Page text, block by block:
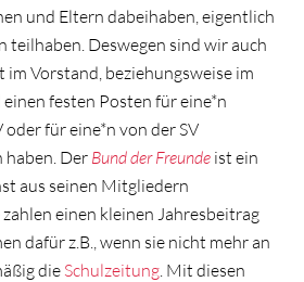
und Eltern dabeihaben, eigentlich
teilhaben. Deswegen sind wir auch
im Vorstand, beziehungsweise im
festen Posten für eine*n
für eine*n von der SV
haben. Der Bund der Freunde ist ein
aus seinen Mitgliedern
einen kleinen Jahresbeitrag
dafür z.B., wenn sie nicht mehr an
die Schulzeitung . Mit diesen